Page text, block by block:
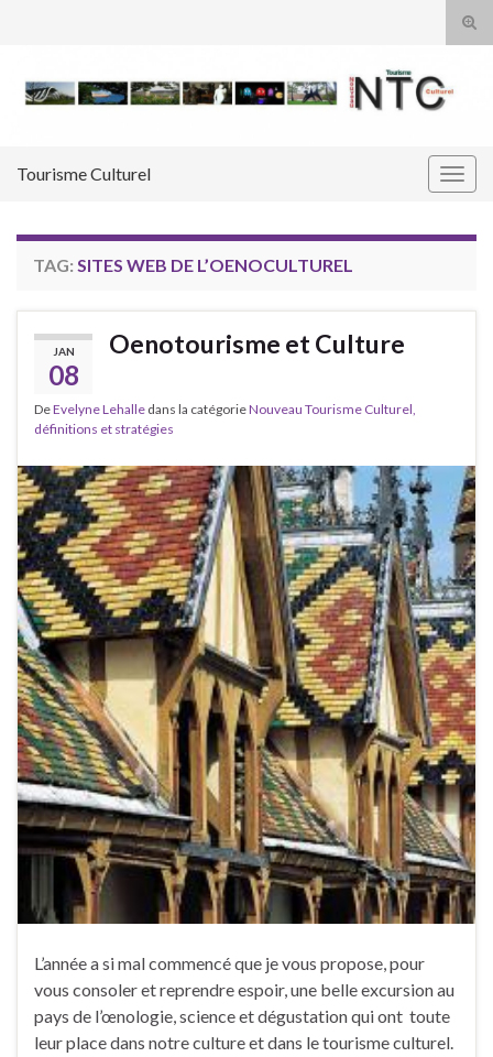
Tourisme Culturel
TAG: SITES WEB DE L’OENOCULTUREL
JAN
08
Oenotourisme et Culture
DeEvelyne Lehalle dans la catégorieNouveau Tourisme Culturel,
définitions et stratégies
L’année a si mal commencé que je vous propose, pour
vous consoler et reprendre espoir, une belle excursion au
pays de l’œnologie, science et dégustation qui ont toute
leur place dans notre culture et dans le tourisme culturel.